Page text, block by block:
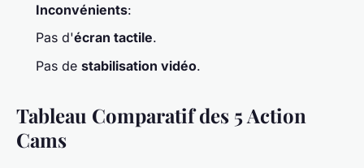
Inconvénients:
Pas d'écran tactile.
Pas de stabilisation vidéo.
Tableau Comparatif des 5 Action
Cams